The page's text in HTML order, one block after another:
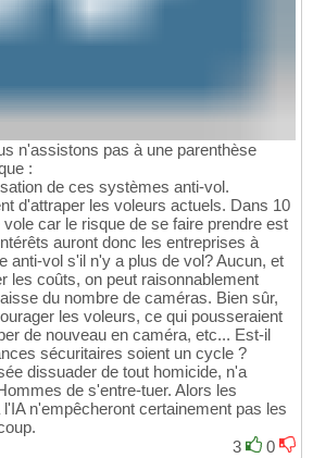
n'assistons pas à une parenthèse
:
de ces systèmes anti-vol.
d'attraper les voleurs actuels. Dans 10
car le risque de se faire prendre est
auront donc les entreprises à
anti-vol s'il n'y a plus de vol? Aucun, et
les coûts, on peut raisonnablement
du nombre de caméras. Bien sûr,
les voleurs, ce qui pousseraient
de nouveau en caméra, etc... Est-il
sécuritaires soient un cycle ?
dissuader de tout homicide, n'a
de s'entre-tuer. Alors les
n'empêcheront certainement pas les
3
0